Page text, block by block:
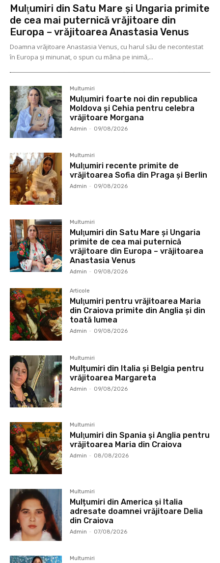
Mulţumiri din Satu Mare și Ungaria primite
de cea mai puternică vrăjitoare din
Europa – vrăjitoarea Anastasia Venus
Doamna vrăjitoare Anastasia Venus, cu harul său de necontestat
în Europa şi minunat, o spun cu mâna pe inimă,...
Multumiri
Mulţumiri foarte noi din republica
Moldova și Cehia pentru celebra
vrăjitoare Morgana
Admin - 09/08/2026
Multumiri
Mulţumiri recente primite de
vrăjitoarea Sofia din Praga și Berlin
Admin - 09/08/2026
Multumiri
Mulţumiri din Satu Mare și Ungaria
primite de cea mai puternică
vrăjitoare din Europa – vrăjitoarea
Anastasia Venus
Admin - 09/08/2026
Articole
Mulţumiri pentru vrăjitoarea Maria
din Craiova primite din Anglia și din
toată lumea
Admin - 09/08/2026
Multumiri
Mulțumiri din Italia și Belgia pentru
vrăjitoarea Margareta
Admin - 09/08/2026
Multumiri
Mulţumiri din Spania şi Anglia pentru
vrăjitoarea Maria din Craiova
Admin - 08/08/2026
Multumiri
Mulțumiri din America și Italia
adresate doamnei vrăjitoare Delia
din Craiova
Admin - 07/08/2026
Multumiri